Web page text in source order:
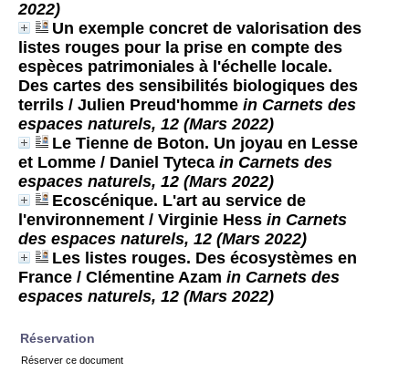
2022)
Un exemple concret de valorisation des
listes rouges pour la prise en compte des
espèces patrimoniales à l'échelle locale.
Des cartes des sensibilités biologiques des
terrils / Julien Preud'homme in Carnets des
espaces naturels, 12 (Mars 2022)
Le Tienne de Boton. Un joyau en Lesse
et Lomme / Daniel Tyteca in Carnets des
espaces naturels, 12 (Mars 2022)
Ecoscénique. L'art au service de
l'environnement / Virginie Hess in Carnets
des espaces naturels, 12 (Mars 2022)
Les listes rouges. Des écosystèmes en
France / Clémentine Azam in Carnets des
espaces naturels, 12 (Mars 2022)
Réservation
Réserver ce document